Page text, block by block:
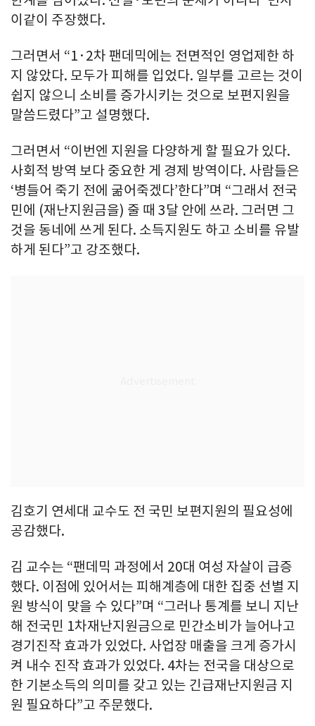
이같이 주장했다.
그러면서 “1·2차 팬데믹에는 전면적인 영업제한 하
지 않았다. 모두가 피해를 입었다. 일부를 고르는 것이
쉽지 않으니 소비를 증가시키는 것으로 보편지원을
말씀드렸다”고 설명했다.
그러면서 “이번엔 지원을 다양하게 할 필요가 있다.
사회적 방역 보다 중요한 게 경제 방역이다. 사람들은
‘병들어 죽기 전에 굶어죽겠다’한다”며 “그래서 전국
민에 (재난지원금을) 줄 때 3달 안에 쓰라. 그러면 그
것을 동네에 쓰게 된다. 소득지원도 하고 소비를 유발
하게 된다”고 강조했다.
김호기 연세대 교수도 전 국민 보편지원의 필요성에
공감했다.
김 교수는 “팬데믹 과정에서 20대 여성 자살이 급증
했다. 이점에 있어서는 피해계층에 대한 집중 선별 지
원 방식이 맞을 수 있다”며 “그러나 통계를 보니 지난
해 전국민 1차재난지원금으로 민간소비가 늘어나고
경기진작 효과가 있었다. 사업장 매출을 크게 증가시
켜 내수 진작 효과가 있었다. 4차는 전국을 대상으로
한 기본소득의 의미를 갖고 있는 긴급재난지원금 지
원 필요하다”고 주문했다.